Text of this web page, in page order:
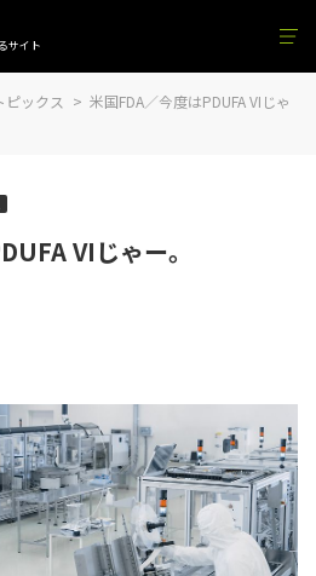
サイト
ピックス
米国FDA／今度はPDUFA VIじゃ
VIじゃー。